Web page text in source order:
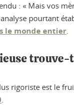
: « Mais vos
analyse pourtant
le monde entier.
trouve-
rigoriste est le
.